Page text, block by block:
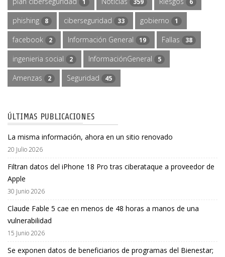
1 359 6
phishing 8 ciberseguridad 33 gobierno 1
facebook 2 Información General 19 Fallas 38
ingenieria social 2 InformaciónGeneral 5
Amenzas 2 Seguridad 45
ÚLTIMAS PUBLICACIONES
La misma información, ahora en un sitio renovado
20 Julio 2026
Filtran datos del iPhone 18 Pro tras ciberataque a proveedor de
Apple
30 Junio 2026
Claude Fable 5 cae en menos de 48 horas a manos de una
vulnerabilidad
15 Junio 2026
Se exponen datos de beneficiarios de programas del Bienestar;